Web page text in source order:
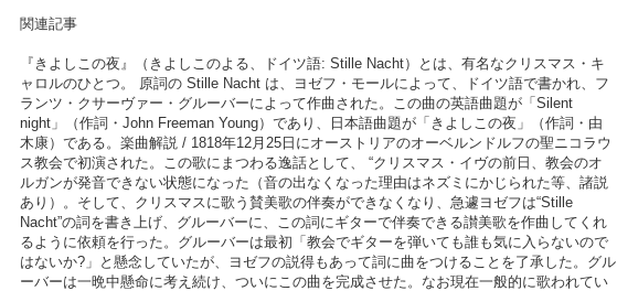
関連記事
『きよしこの夜』（きよしこのよる、ドイツ語: Stille Nacht）とは、有名なクリスマス・キ
ャロルのひとつ。 原詞の Stille Nacht は、ヨゼフ・モールによって、ドイツ語で書かれ、フ
ランツ・クサーヴァー・グルーバーによって作曲された。この曲の英語曲題が「Silent
night」（作詞・John Freeman Young）であり、日本語曲題が「きよしこの夜」（作詞・由
木康）である。楽曲解説 / 1818年12月25日にオーストリアのオーベルンドルフの聖ニコラウ
ス教会で初演された。この歌にまつわる逸話として、 “クリスマス・イヴの前日、教会のオ
ルガンが発音できない状態になった（音の出なくなった理由はネズミにかじられた等、諸説
あり）。そして、クリスマスに歌う賛美歌の伴奏ができなくなり、急遽ヨゼフは“Stille
Nacht”の詞を書き上げ、グルーバーに、この詞にギターで伴奏できる讃美歌を作曲してくれ
るように依頼を行った。グルーバーは最初「教会でギターを弾いても誰も気に入らないので
はないか?」と懸念していたが、ヨゼフの説得もあって詞に曲をつけることを了承した。グル
ーバーは一晩中懸命に考え続け、ついにこの曲を完成させた。なお現在一般的に歌われてい